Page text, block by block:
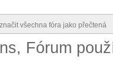
všechna fóra jako přečtená
Fórum